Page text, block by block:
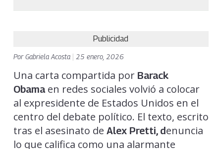
Publicidad
PorGabriela Acosta 25 enero, 2026
Una carta compartida por Barack
Obamaen redes sociales volvió a colocar
al expresidente de Estados Unidos en el
centro del debate político. El texto, escrito
tras el asesinato de Alex Pretti, denuncia
lo que califica como una alarmante